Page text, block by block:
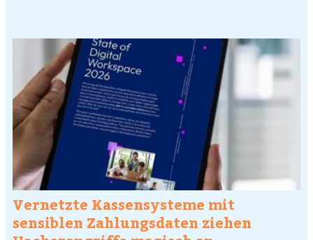
Vernetzte Kassensysteme mit
sensiblen Zahlungsdaten ziehen